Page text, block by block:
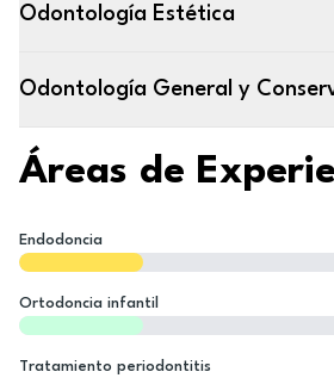
Odontología Estética
Odontología General y
Áreas de
Endodoncia
Ortodoncia infantil
Tratamiento periodontitis